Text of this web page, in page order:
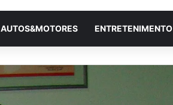
AUTOS&MOTORES ENTRETENIMENTO